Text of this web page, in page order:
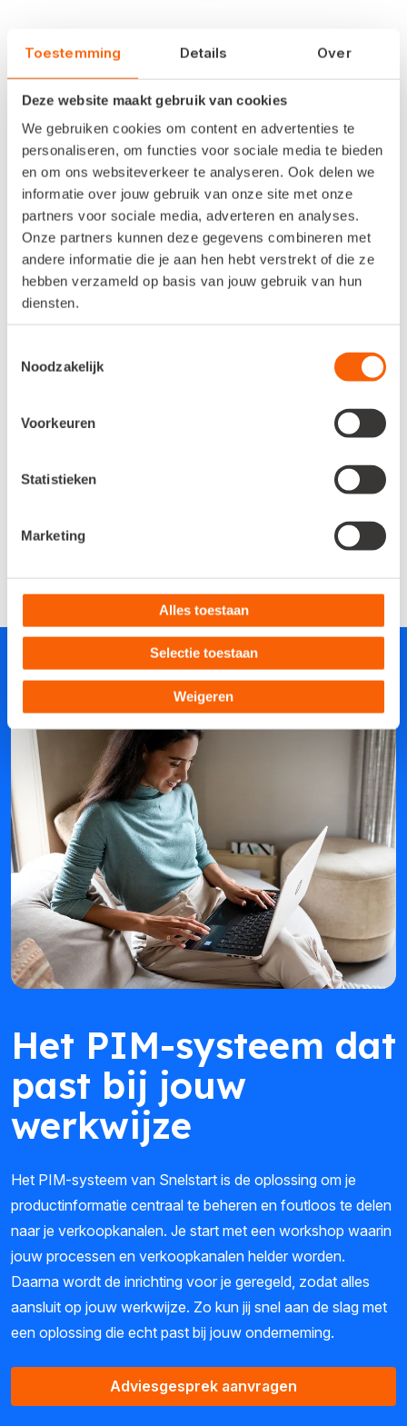
Toestemming Details Over
Deze website maakt gebruik van cookies
We gebruiken cookies om content en advertenties te
personaliseren, om functies voor sociale media te bieden
en om ons websiteverkeer te analyseren. Ook delen we
informatie over jouw gebruik van onze site met onze
partners voor sociale media, adverteren en analyses.
Onze partners kunnen deze gegevens combineren met
andere informatie die je aan hen hebt verstrekt of die ze
hebben verzameld op basis van jouw gebruik van hun
diensten.
Noodzakelijk
Voorkeuren
Statistieken
Marketing
Alles toestaan
Selectie toestaan
Weigeren
Verrijk je productaanbod
afbeeldingen toe en voer wijzigingen
in één keer door. Zo zijn je artikelen
snel verkoopklaar.
Verspreid foutloos naar je
Bepaal per kanaal wat je publiceert
Zo blijft je aanbod overal actueel en
Het PIM-systeem dat
past bij jouw
werkwijze
Het PIM-systeem van Snelstart is de oplossing om je
productinformatie centraal te beheren en foutloos te delen
naar je verkoopkanalen. Je start met een workshop waarin
jouw processen en verkoopkanalen helder worden.
Daarna wordt de inrichting voor je geregeld, zodat alles
aansluit op jouw werkwijze. Zo kun jij snel aan de slag met
een oplossing die echt past bij jouw onderneming.
Adviesgesprek aanvragen